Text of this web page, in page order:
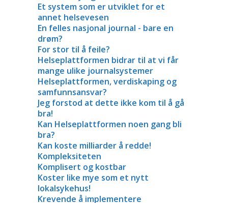
Et system som er utviklet for et
annet helsevesen
En felles nasjonal journal - bare en
drøm?
For stor til å feile?
Helseplattformen bidrar til at vi får
mange ulike journalsystemer
Helseplattformen, verdiskaping og
samfunnsansvar?
Jeg forstod at dette ikke kom til å gå
bra!
Kan Helseplattformen noen gang bli
bra?
Kan koste milliarder å redde!
Kompleksiteten
Komplisert og kostbar
Koster like mye som et nytt
lokalsykehus!
Krevende å implementere